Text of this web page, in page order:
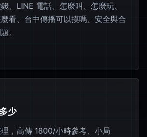
、LINE 電話、怎麼叫、怎麼玩、
看、台中傳播可以摸嗎、安全與合
。
少
，高傳 1800/小時參考、小局